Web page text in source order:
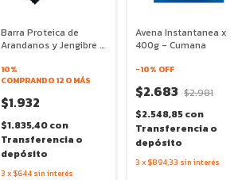
Barra Proteica de
Arandanos y Jengibre x
10%
COMPRANDO 12 O MÁS
$1.932
$1.835,40con
Transferencia o
depósito
3 x $644 sin interés
Avena Instantanea x
400g - Cumana
-10% OFF
$2.683 $2.981
$2.548,85con
Transferencia o
depósito
3 x $894,33 sin interés